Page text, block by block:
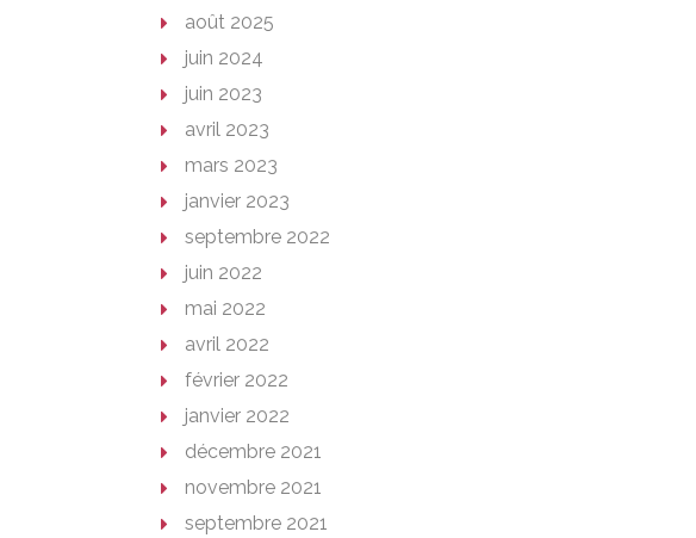
août 2025
juin 2024
juin 2023
avril 2023
mars 2023
janvier 2023
septembre 2022
juin 2022
mai 2022
avril 2022
février 2022
janvier 2022
décembre 2021
novembre 2021
septembre 2021